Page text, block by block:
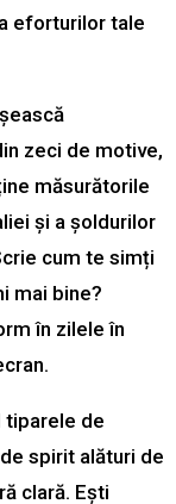
eforturilor tale
zeci de motive,
măsurătorile
și a șoldurilor
cum te simți
mai bine?
în zilele în
tiparele de
spirit alături de
clară. Ești